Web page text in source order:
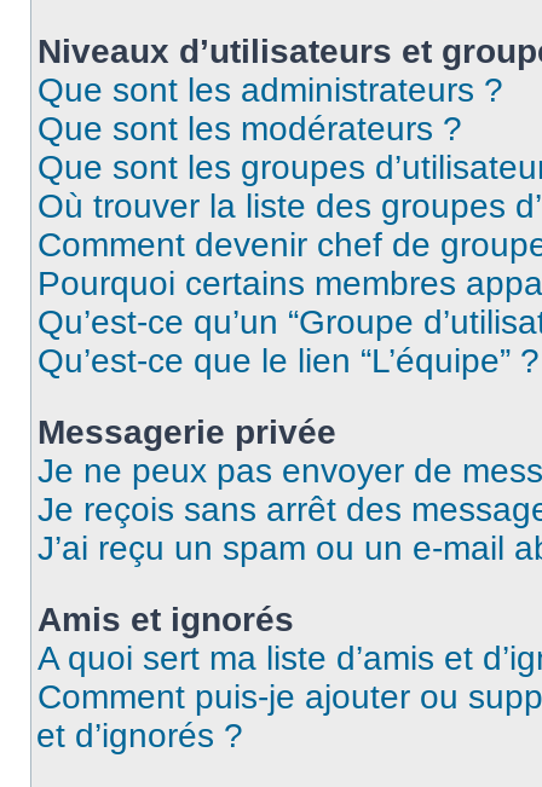
Niveaux d’utilisateurs et
Que sont les administrateurs ?
Que sont les modérateurs ?
Que sont les groupes
Où trouver la liste des groupes
Comment devenir chef de
Pourquoi certains membres
Qu’est-ce qu’un “Groupe
Qu’est-ce que le lien “L’équipe” ?
Messagerie privée
Je ne peux pas envoyer de
Je reçois sans arrêt des
J’ai reçu un spam ou un e-mail
Amis et ignorés
A quoi sert ma liste d’amis et
Comment puis-je ajouter ou
et d’ignorés ?